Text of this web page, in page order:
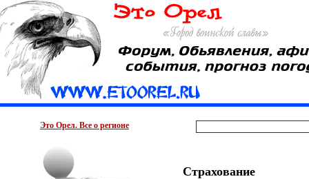
Это Орел. Все о регионе
Страхование